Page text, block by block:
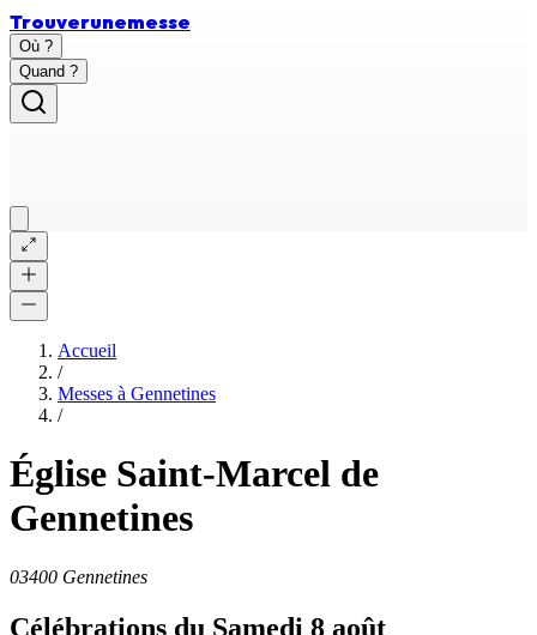
Trouverunemesse
Où ?
Quand ?
Accueil
/
Messes à Gennetines
/
Église Saint-Marcel de
Gennetines
03400 Gennetines
Célébrations du Samedi 8 août